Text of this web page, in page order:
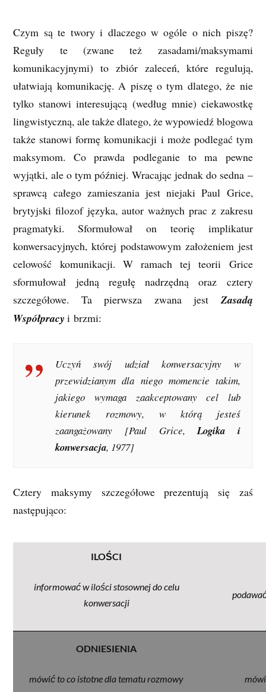
Czym są te twory i dlaczego w ogóle o nich piszę?
Reguły te (zwane też zasadami/maksymami
komunikacyjnymi) to zbiór zaleceń, które regulują,
ułatwiają komunikację. A piszę o tym dlatego, że nie
tylko stanowi interesującą (według mnie) ciekawostkę
lingwistyczną, ale także dlatego, że wypowiedź blogowa
także stanowi formę komunikacji i może podlegać tym
maksymom. Co prawda podleganie to ma pewne
wyjątki, ale o tym później. Wracając jednak do sedna –
sprawcą całego zamieszania jest niejaki Paul Grice,
brytyjski filozof języka, autor ważnych prac z zakresu
pragmatyki. Sformułował on teorię implikatur
konwersacyjnych, której podstawowym założeniem jest
celowość komunikacji. W ramach tej teorii Grice
sformułował jedną regułę nadrzędną oraz cztery
szczegółowe. Ta pierwsza zwana jestZasadą
Współpracy i brzmi:
Uczyń swój udział konwersacyjny w
przewidzianym dla niego momencie takim,
jakiego wymaga zaakceptowany cel lub
kierunek rozmowy, w którą jesteś
zaangażowany [Paul Grice,Logika i
konwersacja, 1977]
Cztery maksymy szczegółowe prezentują się zaś
następująco:
ILOŚCI
informować w ilości stosownej do celu
konwersacji
ODNIESIENIA
mówić to co istotne dla tematu rozmowy